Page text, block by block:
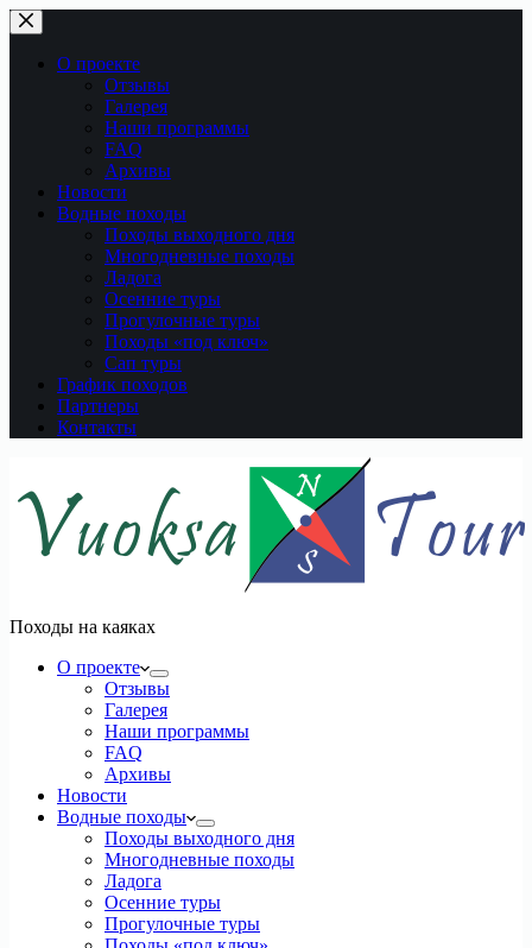
Перейти
к
сути
О проекте
Отзывы
Галерея
Наши программы
FAQ
Архивы
Новости
Водные походы
Походы выходного дня
Многодневные походы
Ладога
Осенние туры
Прогулочные туры
Походы «под ключ»
Сап туры
График походов
Партнеры
Контакты
Походы на каяках
О проекте
Отзывы
Галерея
Наши программы
FAQ
Архивы
Новости
Водные походы
Походы выходного дня
Многодневные походы
Ладога
Осенние туры
Прогулочные туры